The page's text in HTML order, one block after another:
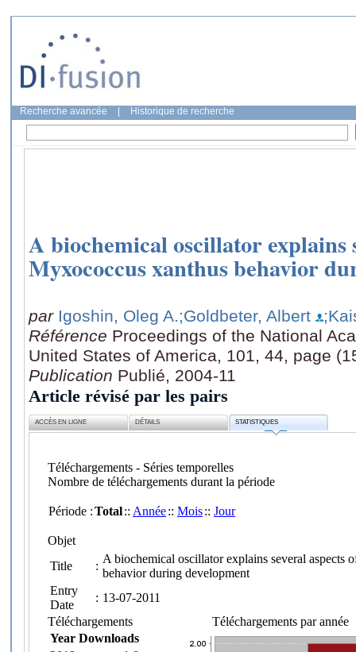
Recherche avancée Historique de recherche
A biochemical oscillator explains
Myxococcus xanthus behavior
par Igoshin, Oleg A.;Goldbeter, Albert
Référence Proceedings of the National
United States of America, 101, 44, page
Publication Publié, 2004-11
Article révisé par les pairs
ACCÈS EN LIGNE DÉTAILS STATISTIQUES